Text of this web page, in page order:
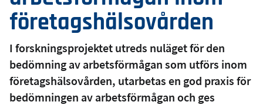
företagshälsovården
I forskningsprojektet utreds nuläget för den
bedömning av arbetsförmågan som utförs inom
företagshälsovården, utarbetas en god praxis för
bedömningen av arbetsförmågan och ges